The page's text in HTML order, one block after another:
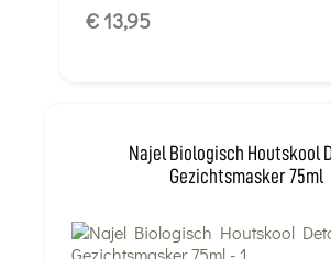
€ 13,95
Najel Biologisch Houtskool
Gezichtsmasker 75ml